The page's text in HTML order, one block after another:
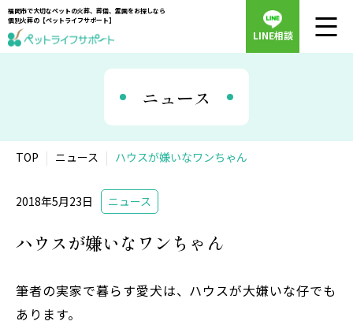
福岡市で大切なペットの火葬、葬儀、霊園をお探しなら
個別火葬の【ペットライフサポート】
LINE相談
ニュース
TOP ニュース ハウスが嫌いなワンちゃん
2018年5月23日 ニュース
ハウスが嫌いなワンちゃん
筆者の実家で暮らす愛犬は、ハウスが大嫌いな仔でも
あります。